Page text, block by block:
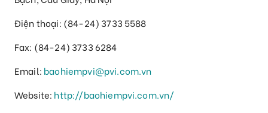
Điện thoại: (84-24) 3733 5588
Fax: (84-24) 3733 6284
Email: baohiempvi@pvi.com.vn
Website: http://baohiempvi.com.vn/